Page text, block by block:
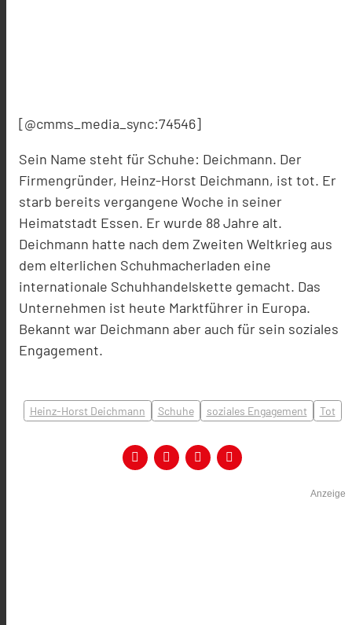
[@cmms_media_sync:74546]
Sein Name steht für Schuhe: Deichmann. Der
Firmengründer, Heinz-Horst Deichmann, ist tot. Er
starb bereits vergangene Woche in seiner
Heimatstadt Essen. Er wurde 88 Jahre alt.
Deichmann hatte nach dem Zweiten Weltkrieg aus
dem elterlichen Schuhmacherladen eine
internationale Schuhhandelskette gemacht. Das
Unternehmen ist heute Marktführer in Europa.
Bekannt war Deichmann aber auch für sein soziales
Engagement.
Heinz-Horst Deichmann Schuhe soziales Engagement Tot
Anzeige